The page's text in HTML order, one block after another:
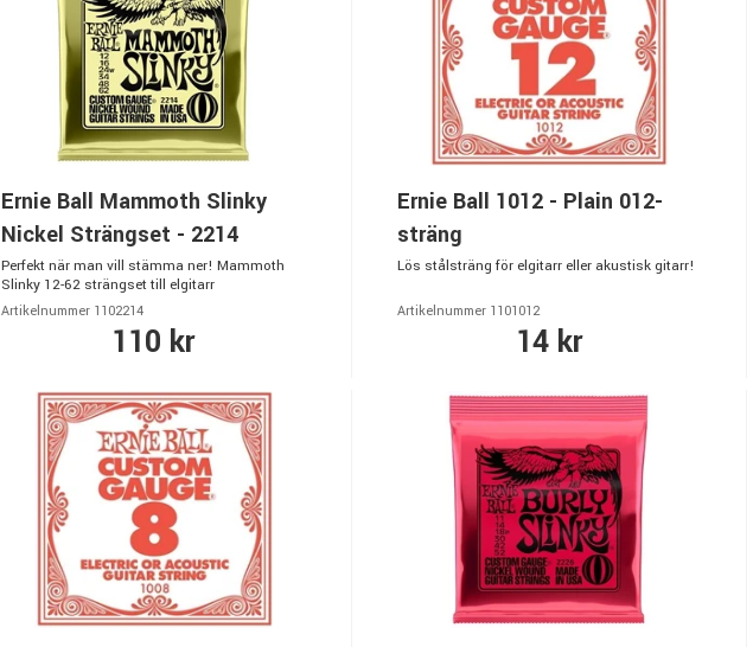
Ernie Ball Mammoth Slinky
Nickel Strängset - 2214
Perfekt när man vill stämma ner! Mammoth
Slinky 12-62 strängset till elgitarr
Artikelnummer 1102214
110 kr
Ernie Ball 1012 - Plain 012-
sträng
Lös stålsträng för elgitarr eller akustisk gitarr!
Artikelnummer 1101012
14 kr